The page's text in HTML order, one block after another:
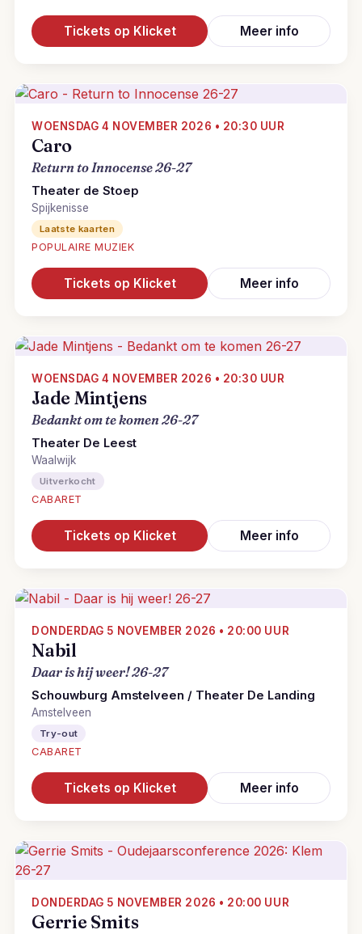
Tickets op Klicket Meer info
WOENSDAG 4 NOVEMBER 2026 • 20:30 UUR
Caro
Return to Innocense 26-27
Theater de Stoep
Spijkenisse
Laatste kaarten
POPULAIRE MUZIEK
Tickets op Klicket Meer info
WOENSDAG 4 NOVEMBER 2026 • 20:30 UUR
Jade Mintjens
Bedankt om te komen 26-27
Theater De Leest
Waalwijk
Uitverkocht
CABARET
Tickets op Klicket Meer info
DONDERDAG 5 NOVEMBER 2026 • 20:00 UUR
Nabil
Daar is hij weer! 26-27
Schouwburg Amstelveen / Theater De Landing
Amstelveen
Try-out
CABARET
Tickets op Klicket Meer info
DONDERDAG 5 NOVEMBER 2026 • 20:00 UUR
Gerrie Smits